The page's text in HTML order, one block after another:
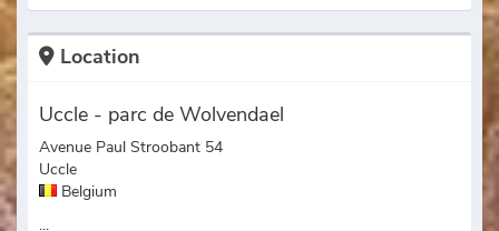
Location
Uccle - parc de Wolvendael
Avenue Paul Stroobant 54
Uccle
Belgium
...